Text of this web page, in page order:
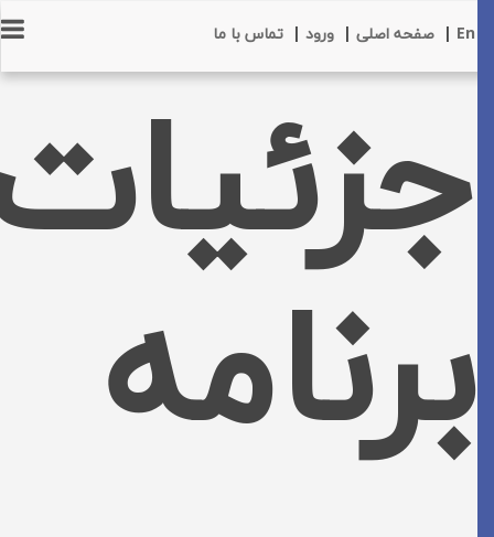
En
| صفحه اصلی| ورود| تماس با ما
جزئیات
برنامه